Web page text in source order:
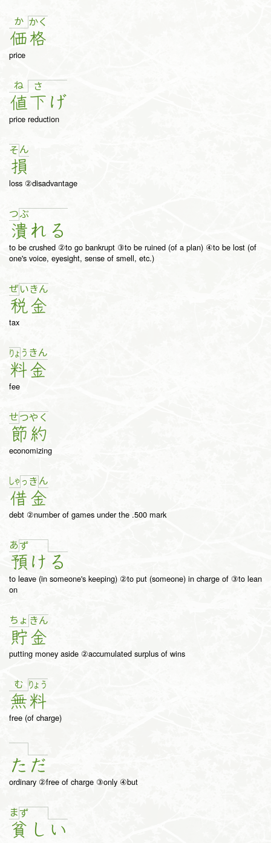
か
価
かく
格
price
ね
値
さ
下 げ
price reduction
そん
損
loss ②disadvantage
つぶ
潰れ る
to be crushed ②to go bankrupt ③to be ruined (of a plan) ④to be lost (of
one's voice, eyesight, sense of smell, etc.)
ぜい
税
きん
金
tax
りょ う
料
きん
金
fee
せつ
節
や く
約
economizing
しゃ っ
借
き ん
金
debt ②number of games under the .500 mark
あず
預 け る
to leave (in someone's keeping) ②to put (someone) in charge of ③to lean
on
ちょ
貯
きん
金
putting money aside ②accumulated surplus of wins
む
無
りょ う
料
free (of charge)
た だ
ordinary ②free of charge ③only ④but
まず
貧 し い